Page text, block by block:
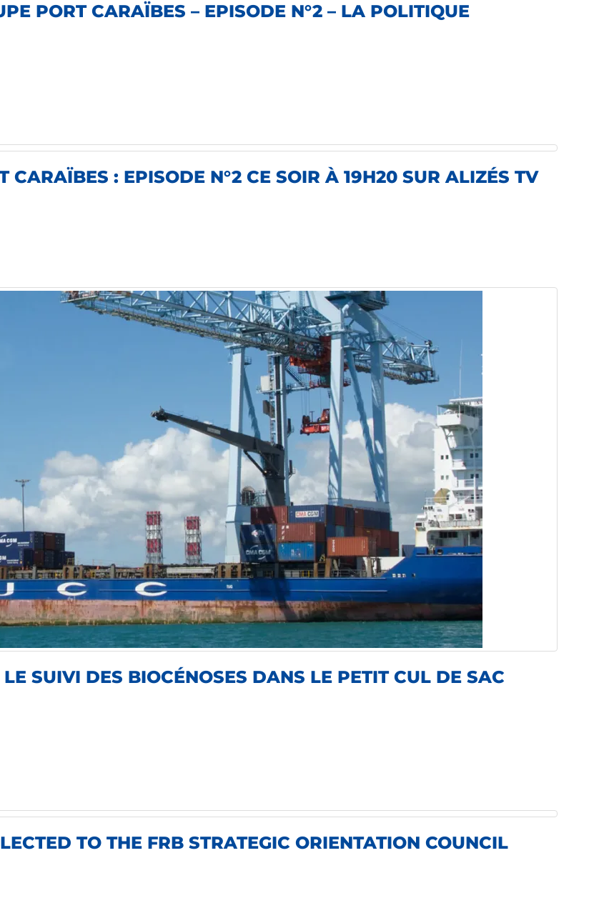
PORT CARAÏBES – EPISODE N°2 – LA POLITIQUE
CARAÏBES : EPISODE N°2 CE SOIR À 19H20 SUR ALIZÉS TV
SUIVI DES BIOCÉNOSES DANS LE PETIT CUL DE SAC
TO THE FRB STRATEGIC ORIENTATION COUNCIL